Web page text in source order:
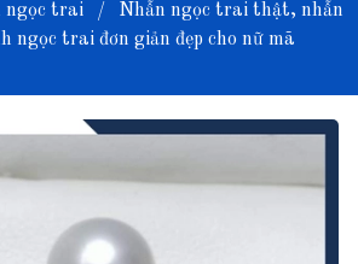
ngọc trai /
Nhẫn ngọc trai thật, nhẫn
ngọc trai đơn giản đẹp cho nữ mã